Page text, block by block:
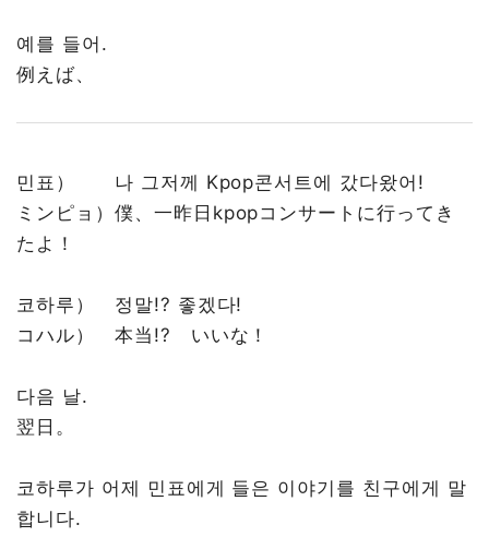
예를 들어.
例えば、
민표） 나 그저께 Kpop콘서트에 갔다왔어!
ミンピョ）僕、一昨日kpopコンサートに行ってき
たよ！
코하루） 정말!? 좋겠다!
コハル） 本当!? いいな！
다음 날.
翌日。
코하루가 어제 민표에게 들은 이야기를 친구에게 말
합니다.